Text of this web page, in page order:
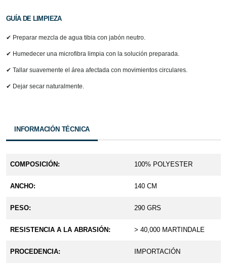
GUÍA DE LIMPIEZA
✔ Preparar mezcla de agua tibia con jabón neutro.
✔ Humedecer una microfibra limpia con la solución preparada.
✔ Tallar suavemente el área afectada con movimientos circulares.
✔ Dejar secar naturalmente.
INFORMACIÓN TÉCNICA
COMPOSICIÓN: 100% POLYESTER
ANCHO: 140 CM
PESO: 290 GRS
RESISTENCIA A LA ABRASIÓN: > 40,000 MARTINDALE
PROCEDENCIA: IMPORTACIÓN